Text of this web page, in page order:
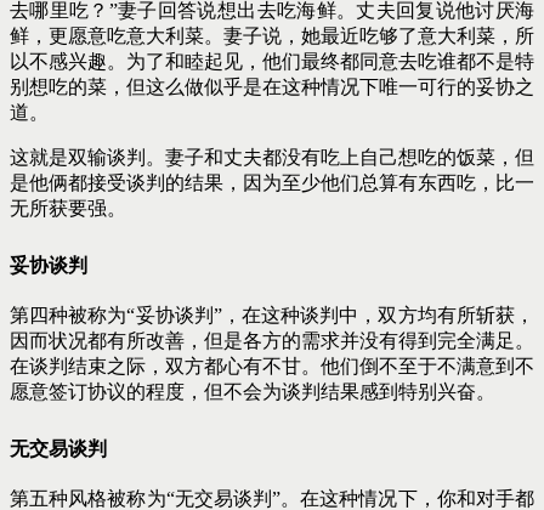
去哪里吃？”妻子回答说想出去吃海鲜。丈夫回复说他讨厌海
鲜，更愿意吃意大利菜。妻子说，她最近吃够了意大利菜，所
以不感兴趣。为了和睦起见，他们最终都同意去吃谁都不是特
别想吃的菜，但这么做似乎是在这种情况下唯一可行的妥协之
道。
这就是双输谈判。妻子和丈夫都没有吃上自己想吃的饭菜，但
是他俩都接受谈判的结果，因为至少他们总算有东西吃，比一
无所获要强。
妥协谈判
第四种被称为“妥协谈判”，在这种谈判中，双方均有所斩获，
因而状况都有所改善，但是各方的需求并没有得到完全满足。
在谈判结束之际，双方都心有不甘。他们倒不至于不满意到不
愿意签订协议的程度，但不会为谈判结果感到特别兴奋。
无交易谈判
第五种风格被称为“无交易谈判”。在这种情况下，你和对手都